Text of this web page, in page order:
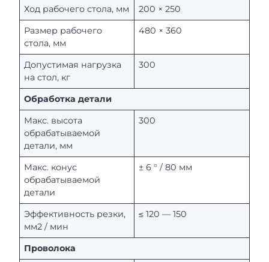
Ход рабочего стола, мм
200 × 250
Размер рабочего
стола, мм
480 × 360
Допустимая нагрузка
на стол, кг
300
Обработка детали
Макс. высота
обрабатываемой
детали, мм
300
Макс. конус
обрабатываемой
детали
± 6 ° / 80 мм
Эффективность резки,
мм2 / мин
≤ 120 — 150
Проволока